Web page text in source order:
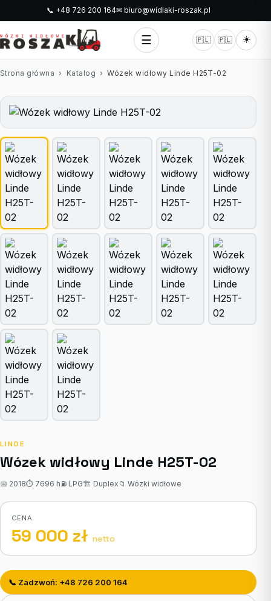
📞 +48 726 200 164✉ biuro@widlaki-roszak.pl
☰ 🇵🇱 🇵🇱 ☀️
Strona główna › Katalog ›Wózek widłowy Linde H25T-02
LINDE
Wózek widłowy Linde H25T-02
📅 2018⏱ 7696 h⛽ LPG🏗 Duplex 📁 Wózki widłowe
CENA
59 000 zł netto
📞 Zadzwoń: +48 726 200 164